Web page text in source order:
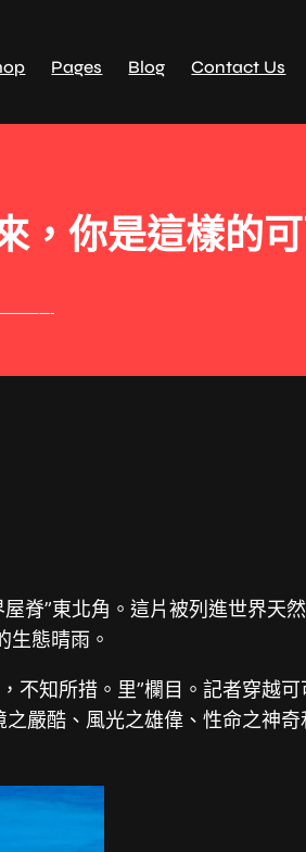
Pages Blog Contact Us
r
你是這樣的可
脊”東北角。這片被列進世界天
生態晴雨。
知所措。里”欄目。記者穿越
嚴酷、風光之雄偉、性命之神